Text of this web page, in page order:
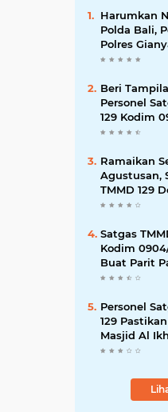
Harumkan
Polda Bali,
Polres
Penghargaan
Beri
Personel
129 Kodim
Cat Atap
Ramaikan
Agustusan,
TMMD 129
Hiasi
Satgas
Kodim
Buat Parit
Baru
Personel
129
Masjid Al
Bocor Lagi